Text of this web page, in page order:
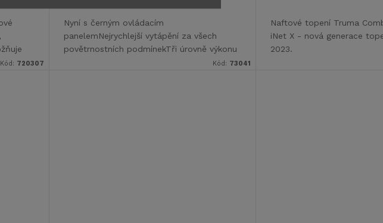
Kód: 720307
Nyní s černým ovládacím
panelemNejrychlejší vytápění za všech
povětrnostních podmínekTři úrovně výkonu
Kód: 73041
Naftové topení Truma
iNet X - nová generace
2023.